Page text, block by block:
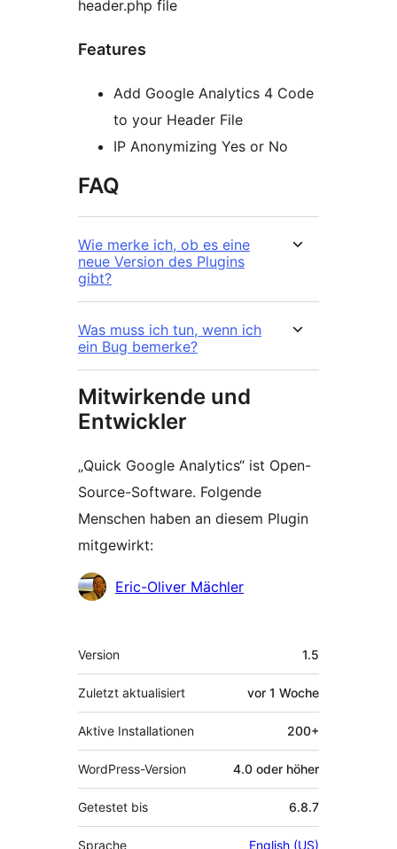
header.php file
Features
Add Google Analytics 4 Code
to your Header File
IP Anonymizing Yes or No
FAQ
Wie merke ich, ob es eine
neue Version des Plugins
gibt?
Was muss ich tun, wenn ich
ein Bug bemerke?
Mitwirkende und
Entwickler
„Quick Google Analytics“ ist Open-
Source-Software. Folgende
Menschen haben an diesem Plugin
mitgewirkt:
Mitwirkende
Eric-Oliver Mächler
Meta
Version 1.5
Zuletzt aktualisiert vor 1 Woche
Aktive Installationen 200+
WordPress-Version 4.0 oder höher
Getestet bis 6.8.7
Sprache English (US)